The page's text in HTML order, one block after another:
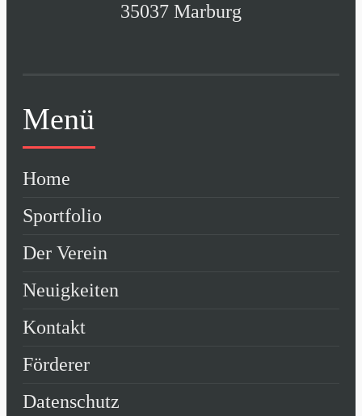
35037 Marburg
Menü
Home
Sportfolio
Der Verein
Neuigkeiten
Kontakt
Förderer
Datenschutz